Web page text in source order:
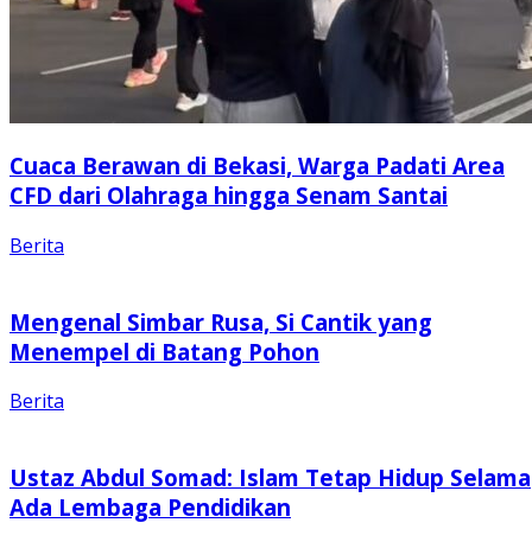
Cuaca Berawan di Bekasi, Warga Padati Area
CFD dari Olahraga hingga Senam Santai
Berita
Mengenal Simbar Rusa, Si Cantik yang
Menempel di Batang Pohon
Berita
Ustaz Abdul Somad: Islam Tetap Hidup Selama
Ada Lembaga Pendidikan